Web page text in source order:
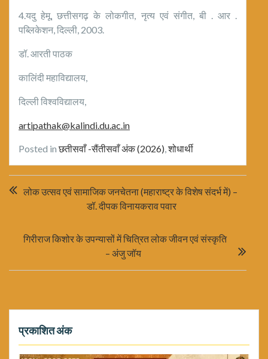
4.यदु हेमू, छत्तीसगढ़ के लोकगीत, नृत्य एवं संगीत, बी . आर .
पब्लिकेशन, दिल्ली, 2003.
डॉ. आरती पाठक
कालिंदी महाविद्यालय,
दिल्ली विश्वविद्यालय,
artipathak@kalindi.du.ac.in
Posted inछतीसवाँ -सैंतीसवाँ अंक (2026) ,शोधार्थी
navigation
लोक उत्सव एवं सामाजिक जनचेतना (महाराष्ट्र के विशेष संदर्भ में) –
डॉ. दीपक विनायकराव पवार
गिरीराज किशोर के उपन्यासों में चित्रित लोक जीवन एवं संस्कृति
– अंजु जॉय
प्रकाशित अंक